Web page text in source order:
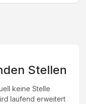
Stellen
keine Stelle
laufend erweitert